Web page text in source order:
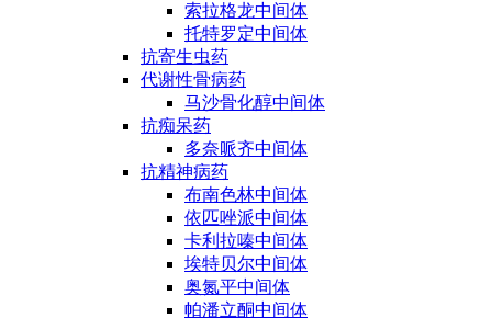
索拉格龙中间体
托特罗定中间体
抗寄生虫药
代谢性骨病药
马沙骨化醇中间体
抗痴呆药
多奈哌齐中间体
抗精神病药
布南色林中间体
依匹唑派中间体
卡利拉嗪中间体
埃特贝尔中间体
奥氮平中间体
帕潘立酮中间体